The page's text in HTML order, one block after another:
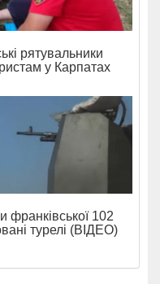
рятувальники
у Карпатах
франківської 102
турелі (ВІДЕО)